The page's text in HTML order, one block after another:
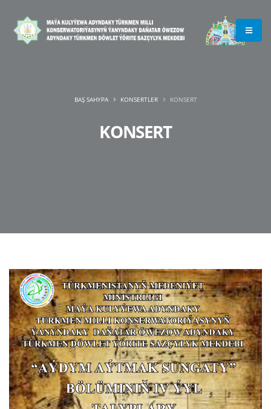
KONSERT
BAŞ SAHYPA KONSERTLER KONSERT